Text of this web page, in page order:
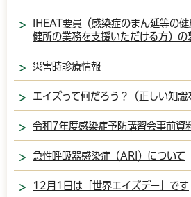
IHEAT要員（感染症のまん延等の
健所の業務を支援いただける方）の
災害時診療情報
エイズって何だろう？（正しい知識
令和7年度感染症予防講習会事前資
急性呼吸器感染症（ARI）について
12月1日は「世界エイズデー」です